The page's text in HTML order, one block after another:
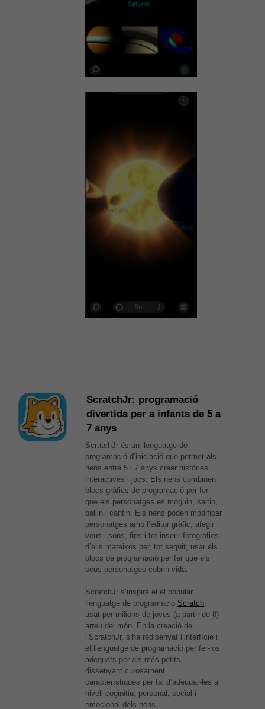
ScratchJr: programació
divertida per a infants de 5 a
7 anys
ScratchJr és un llenguatge de
programació d’iniciació que permet als
nens entre 5 i 7 anys crear històries
interactives i jocs. Els nens combinen
blocs gràfics de programació per fer
que els personatges es moguin, saltin,
ballin i cantin. Els nens poden modificar
personatges amb l’editor gràfic, afegir
veus i sons, fins i tot inserir fotografies
d’ells mateixos per, tot seguit, usar els
blocs de programació per fer que els
seus personatges cobrin vida.
ScratchJr s’inspira el el popular
llenguatge de programació Scratch,
usat per milions de joves (a partir de 8)
arreu del món. En la creació de
l’ScratchJr, s’ha redisenyat l’interfície i
el llenguatge de programació per fer-los
adequats per als més petits,
dissenyant curosament
característiques per tal d’adequar-les al
nivell coginitiu, personal, social i
emocional dels nens.